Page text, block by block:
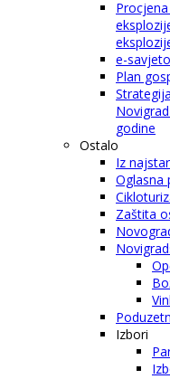
e-
Plan
godine
Ostalo
Iz
Oglasna
Zaštita
Izbori